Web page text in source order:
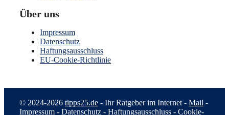
Über uns
Impressum
Datenschutz
Haftungsausschluss
EU-Cookie-Richtlinie
© 2024-2026 tipps25.de - Ihr Ratgeber im Internet - Mail -
Impressum - Datenschutz - Haftungsausschluss - Cookie-